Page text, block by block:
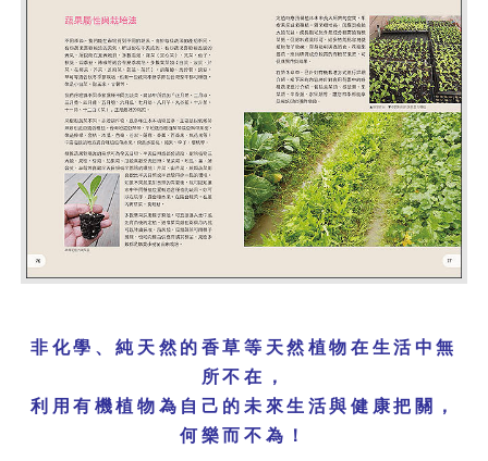
非化學、純天然的香草等天然 植物在生活中無
所不在，
利用有機植物為自己的未來生活與健康把關，
何樂而不為！